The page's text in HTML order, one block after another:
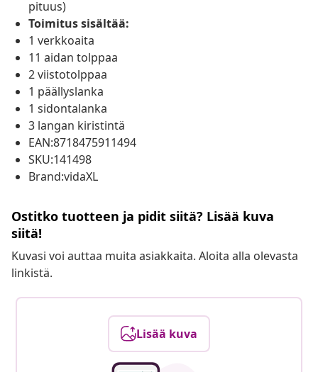
pituus)
Toimitus sisältää:
1 verkkoaita
11 aidan tolppaa
2 viistotolppaa
1 päällyslanka
1 sidontalanka
3 langan kiristintä
EAN:8718475911494
SKU:141498
Brand:vidaXL
Ostitko tuotteen ja pidit siitä? Lisää kuva
siitä!
Kuvasi voi auttaa muita asiakkaita. Aloita alla olevasta
linkistä.
Lisää kuva